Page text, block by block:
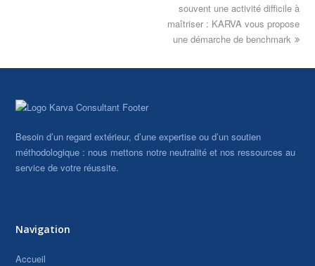
souvent une activité difficile à
maîtriser : KARVA vous propose
une démarche de benchmark
Besoin d’un regard extérieur, d’une expertise ou d’un soutien
méthodologique : nous mettons notre neutralité et nos ressources au
service de votre réussite.
Navigation
Accueil